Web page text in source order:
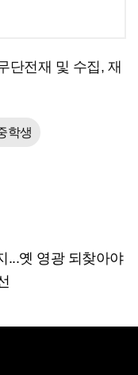
단전재 및 수집, 재
학생
...옛 영광 되찾아야